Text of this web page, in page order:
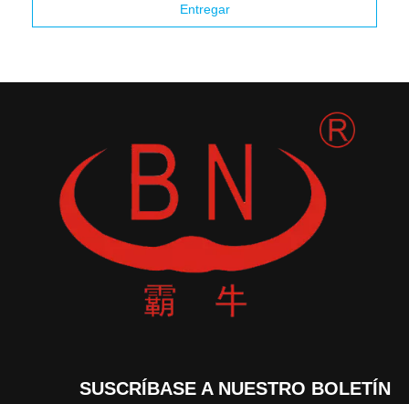
Entregar
SUSCRÍBASE A NUESTRO BOLETÍN